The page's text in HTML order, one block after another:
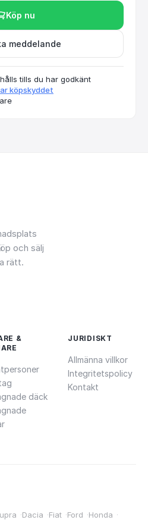
Köp nu
meddelande
tills du har godkänt
köpskyddet
och sälj
rätt.
&
däck
JURIDISKT
Allmänna villkor
Integritetspolicy
Kontakt
·Dacia ·Fiat ·Ford ·Honda ·